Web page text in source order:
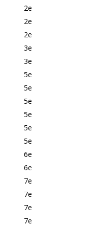
2e
2e
2e
3e
3e
5e
5e
5e
5e
5e
5e
6e
6e
7e
7e
7e
7e